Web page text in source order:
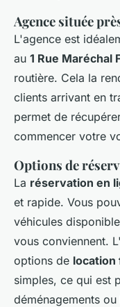
Agence située
L'agence est
au 1 Rue Maréchal
routière. Cela la
clients arrivant en
permet de
commencer votre
Options de
La réservation en
et rapide. Vous
véhicules
vous conviennent.
options de location
simples, ce qui est
déménagements